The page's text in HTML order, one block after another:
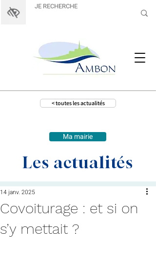
< toutes les actualités
Ma mairie
Les actualités
Covoiturage : et si on
s’y mettait ?
14 janv. 2025